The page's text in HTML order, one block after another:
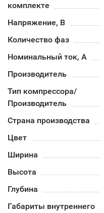
комплекте
Напряжение, В
Количество фаз
Номинальный ток, А
Производитель
Тип компрессора/
Производитель
Страна производства
Цвет
Ширина
Высота
Глубина
Габариты внутреннего